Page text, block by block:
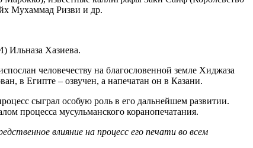
Мухаммад Ризви и др.
Ильназа Хазиева.
человечеству на благословенной земле Хиджаза
в Египте – озвучен, а напечатан он в Казани.
сыграл особую роль в его дальнейшем развитии.
процесса мусульманского коранопечатания.
влияние на процесс его печати во всем